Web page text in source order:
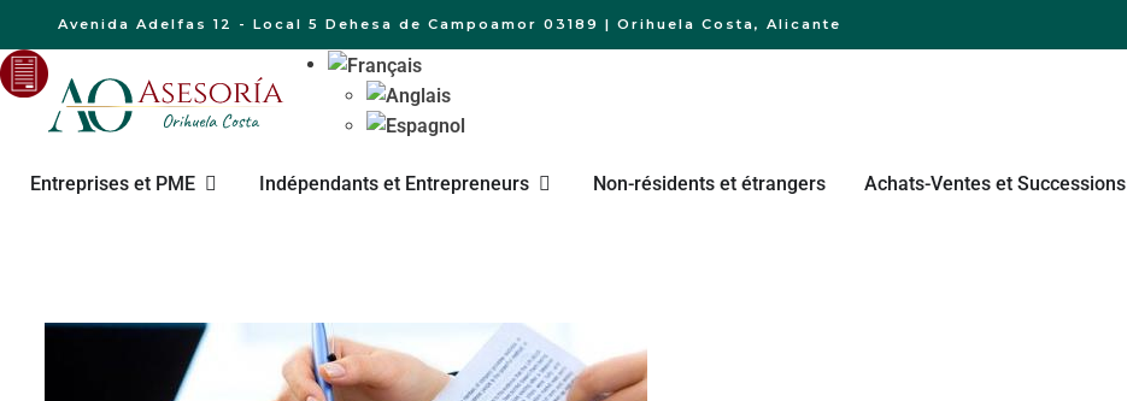
Avenida Adelfas 12 - Local 5 Dehesa de Campoamor 03189 | Orihuela Costa, Alicante
Entreprises et PME Indépendants et Entrepreneurs Non-résidents et étrangers Achats-Ventes et Successions